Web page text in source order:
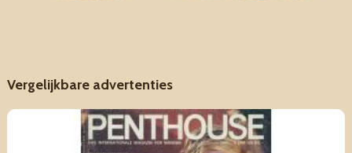
Vergelijkbare advertenties